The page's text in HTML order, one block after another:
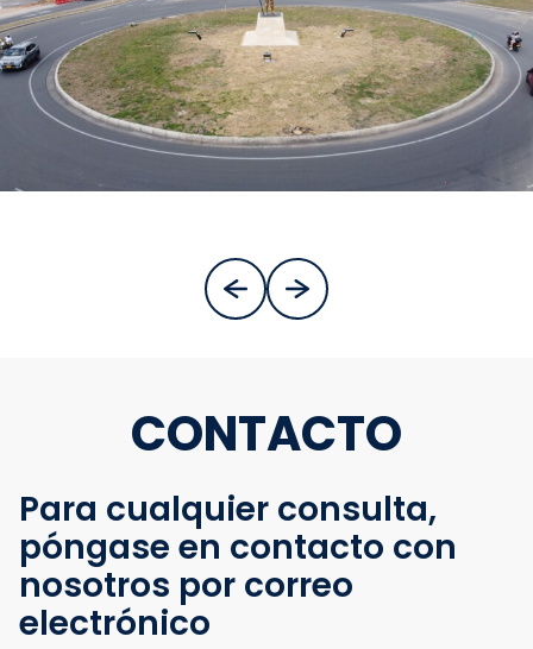
CONTACTO
Para cualquier consulta,
póngase en contacto con
nosotros por correo
electrónico